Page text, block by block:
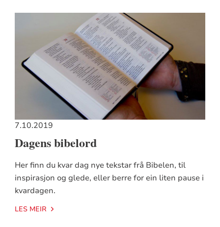
7.10.2019
Dagens bibelord
Her finn du kvar dag nye tekstar frå Bibelen, til
inspirasjon og glede, eller berre for ein liten pause i
kvardagen.
LES MEIR